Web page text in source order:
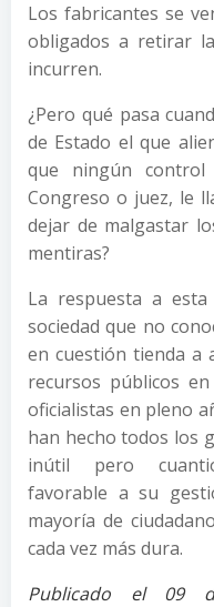
Los fabricantes se
obligados a retirar
incurren.
¿Pero qué pasa
de Estado el que
que ningún control
Congreso o juez, le
dejar de malgastar
mentiras?
La respuesta a
sociedad que no
en cuestión tienda a
recursos públicos
oficialistas en pleno
han hecho todos los
inútil pero
favorable a su
mayoría de
cada vez más dura.
Publicado el 09